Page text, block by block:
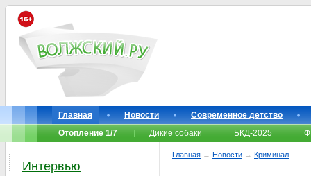
Главная Новости
Современное детство
Отопление 1/7
Дикие собаки БКД-2025
Главная → Новости → Криминал
Интервью